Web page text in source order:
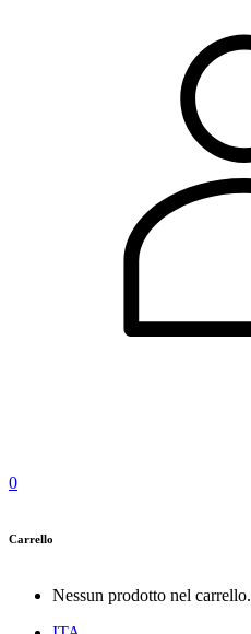
0
Carrello
Nessun prodotto nel carrello.